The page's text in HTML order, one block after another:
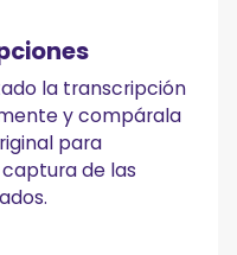
la transcripción
y compárala
para
de las